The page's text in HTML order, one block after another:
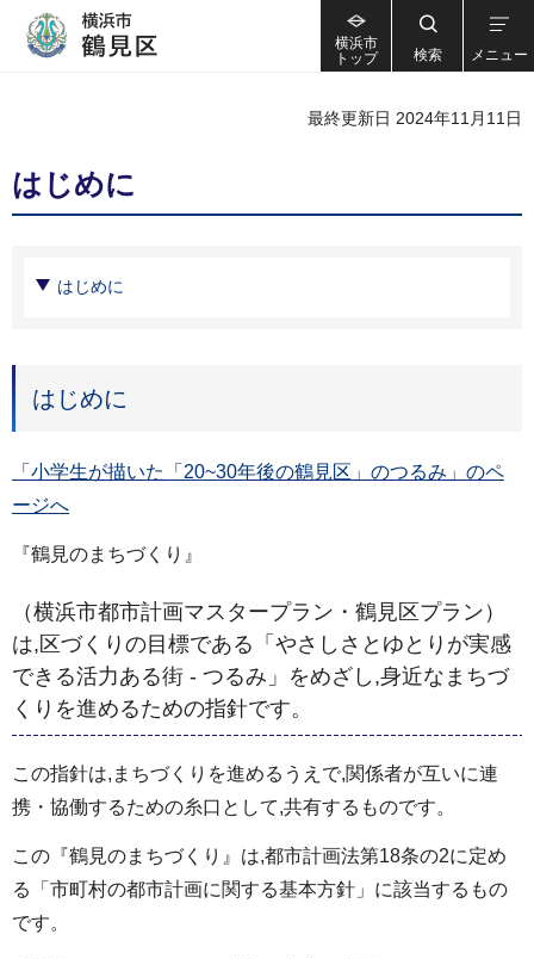
横浜市
トップ
検索 メニュー
最終更新日 2024年11月11日
はじめに
はじめに
はじめに
「小学生が描いた「20~30年後の鶴見区」のつるみ」のペ
ージへ
『鶴見のまちづくり』
（横浜市都市計画マスタープラン・鶴見区プラン）
は,区づくりの目標である「やさしさとゆとりが実感
できる活力ある街 - つるみ」をめざし,身近なまちづ
くりを進めるための指針です。
この指針は,まちづくりを進めるうえで,関係者が互いに連
携・協働するための糸口として,共有するものです。
この『鶴見のまちづくり』は,都市計画法第18条の2に定め
る「市町村の都市計画に関する基本方針」に該当するもの
です。